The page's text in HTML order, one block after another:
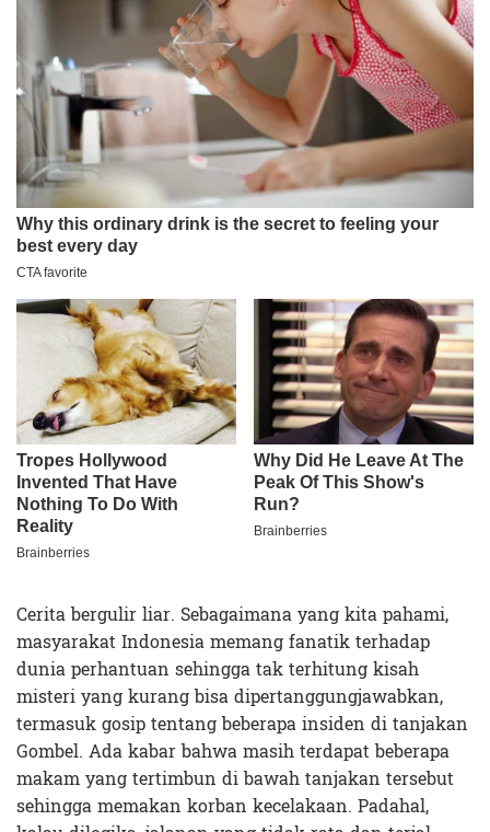
Cerita bergulir liar. Sebagaimana yang kita pahami,
masyarakat Indonesia memang fanatik terhadap
dunia perhantuan sehingga tak terhitung kisah
misteri yang kurang bisa dipertanggungjawabkan,
termasuk gosip tentang beberapa insiden di tanjakan
Gombel. Ada kabar bahwa masih terdapat beberapa
makam yang tertimbun di bawah tanjakan tersebut
sehingga memakan korban kecelakaan. Padahal,